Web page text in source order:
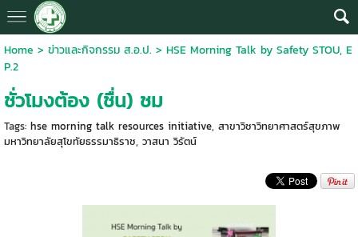
Home > ข่าวและกิจกรรม ส.อ.ป. > HSE Morning Talk by Safety STOU, E
P.2
ชั่วโมงต้อง (ชื่น) ชม
Tags: hse morning talk resources initiative, สาขาวิชาวิทยาศาสตร์สุขภาพ
มหาวิทยาลัยสุโขทัยธรรมาธิราช, วาสนา วิรัตน์